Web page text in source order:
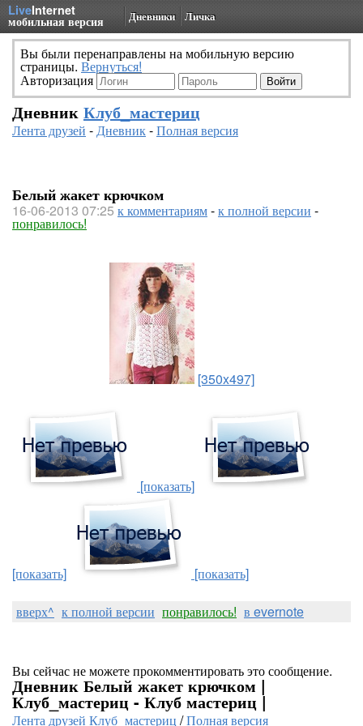
LiveInternet
мобильная версия Дневники Личка
Вы были перенаправлены на мобильную версию
страницы. Вернуться!
Авторизация
Дневник Клуб_мастериц
Лента друзей -Дневник-Полная версия
Белый жакет крючком
16-06-2013 07:25 к комментариям-к полной версии -
понравилось!
[350x497]
[показать]
[показать] [показать]
вверх^ к полной версии понравилось! в evernote
Вы сейчас не можете прокомментировать это сообщение.
Дневник Белый жакет крючком |
Клуб_мастериц - Клуб мастериц |
Лента друзей Клуб_мастериц /Полная версия